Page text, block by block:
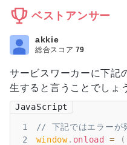
ベストアンサー
サービスワーカーに下記
生すると言うことでしょ
JavaScript
1
// 下記ではエラーが
2
window. onload = (
akkie
総合スコア 79